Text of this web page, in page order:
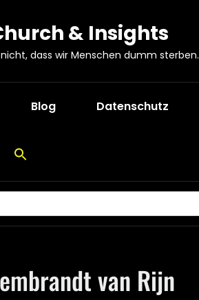
& Insights
dass wir Menschen dumm sterben.
Blog Datenschutz
van Rijn